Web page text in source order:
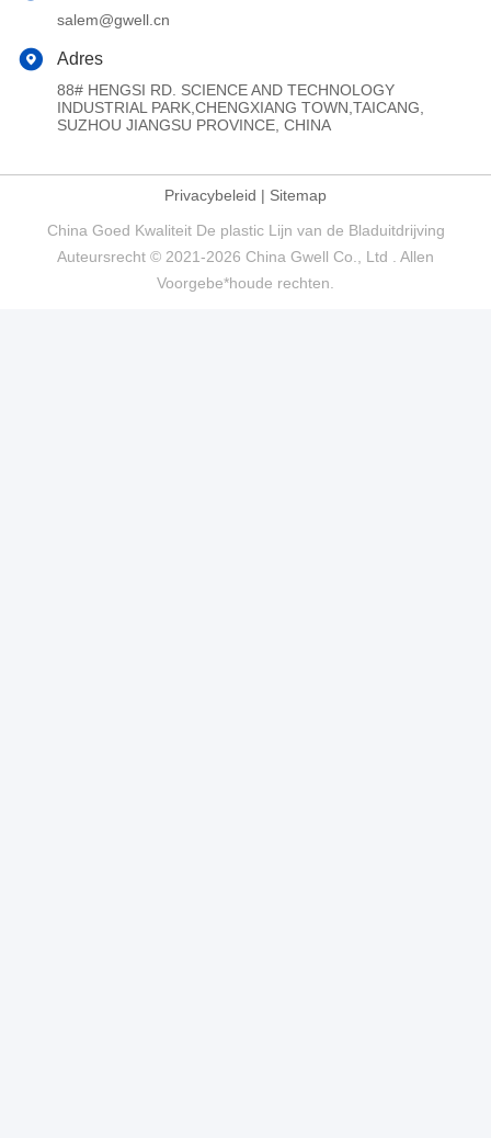
salem@gwell.cn
Adres
88# HENGSI RD. SCIENCE AND TECHNOLOGY
INDUSTRIAL PARK,CHENGXIANG TOWN,TAICANG,
SUZHOU JIANGSU PROVINCE, CHINA
Privacybeleid | Sitemap
China Goed Kwaliteit De plastic Lijn van de Bladuitdrijving
Auteursrecht © 2021-2026 China Gwell Co., Ltd . Allen
Voorgebe*houde rechten.